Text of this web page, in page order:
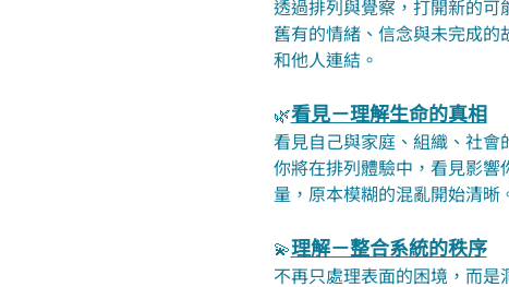
透過排列與覺察，打開新的可
舊有的情緒、信念與未完成
和他人連結。
🌿看見－理解生命的真相
看見自己與家庭、組織、社會
你將在排列體驗中，看見影
量，原本模糊的混亂開始清晰
💫理解－整合系統的秩序
不再只處理表面的困境，而是